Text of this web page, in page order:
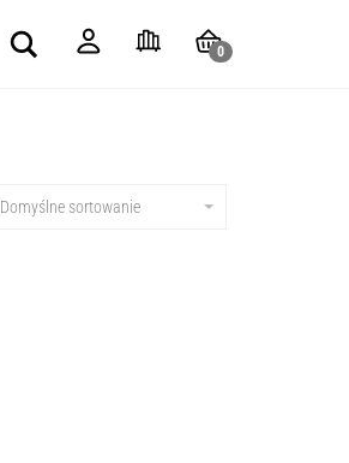
Search
0
Domyślne sortowanie